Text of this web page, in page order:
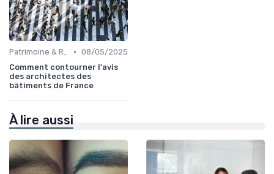
Patrimoine & Rénovation • 08/05/2025
Comment contourner l'avis
des architectes des
bâtiments de France
À lire aussi